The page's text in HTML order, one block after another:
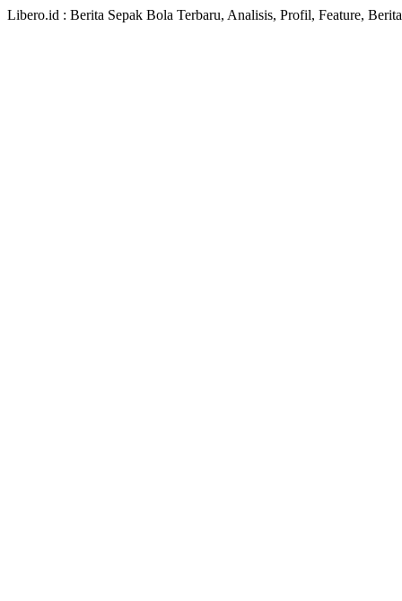
Libero.id : Berita Sepak Bola Terbaru, Analisis, Profil, Feature,